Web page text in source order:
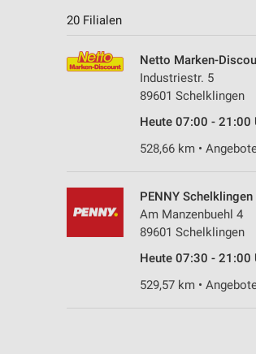
20 Filialen
Netto Marken-
Industriestr. 5
89601 Schelklingen
Heute 07:00 - 21:00
528,66 km •
PENNY Schelklingen
Am Manzenbuehl 4
89601 Schelklingen
Heute 07:30 - 21:00
529,57 km •